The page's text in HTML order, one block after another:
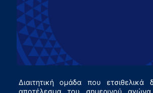
Διαιτητική ομάδα που ετσιθελικά